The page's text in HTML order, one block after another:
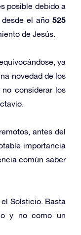
posible debido a
el año525
de Jesús.
ya
novedad de los
considerar los
antes del
importancia
común saber
Solsticio. Basta
y no como un